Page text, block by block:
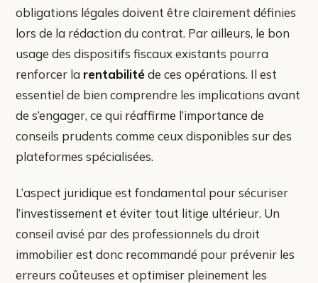
obligations légales doivent être clairement définies
lors de la rédaction du contrat. Par ailleurs, le bon
usage des dispositifs fiscaux existants pourra
renforcer la rentabilitéde ces opérations. Il est
essentiel de bien comprendre les implications avant
de s’engager, ce qui réaffirme l’importance de
conseils prudents comme ceux disponibles sur des
plateformes spécialisées.
L’aspect juridique est fondamental pour sécuriser
l’investissement et éviter tout litige ultérieur. Un
conseil avisé par des professionnels du droit
immobilier est donc recommandé pour prévenir les
erreurs coûteuses et optimiser pleinement les